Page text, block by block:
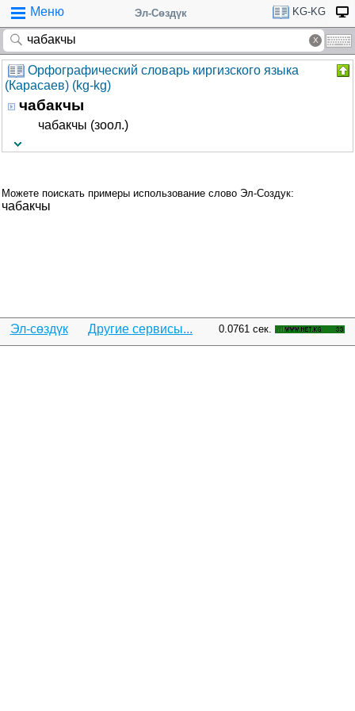
Меню Эл-Сөздүк KG-KG
Орфографический словарь киргизского языка
(Карасаев) (kg-kg)
чабакчы
чабакчы (зоол.)
Можете поискать примеры использование слово Эл-Создук:
чабакчы
Эл-сөздүк Другие сервисы... 0.0761 сек.